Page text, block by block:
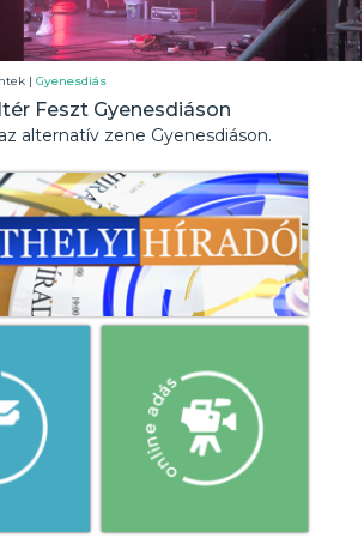
|Gyenesdiás
Feszt Gyenesdiáson
alternatív zene Gyenesdiáson.